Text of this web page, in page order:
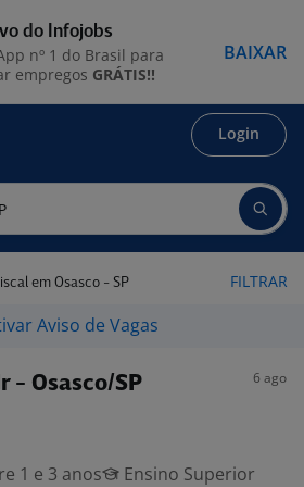
Login
em Osasco - SP FILTRAR
Aviso de Vagas
- Osasco/SP 6 ago
1 e 3 anos
Ensino Superior
do Infojobs
nº 1 do Brasil para
empregos GRÁTIS!!
BAIXAR